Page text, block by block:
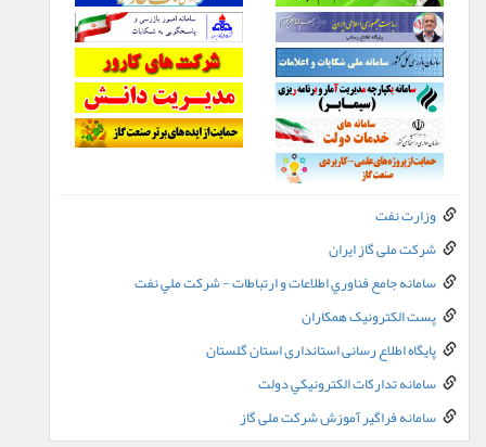
وزارت نفت
شرکت ملی گاز ایران
سامانه جامع فناوري اطلاعات و ارتباطات - شرکت ملي نفت
پست الکترونيک همکاران
پایگاه اطلاع رسانی استانداری استان گلستان
سامانه تدارکات الکترونيکي دولت
سامانه فراگیر آموزش شرکت ملی گاز